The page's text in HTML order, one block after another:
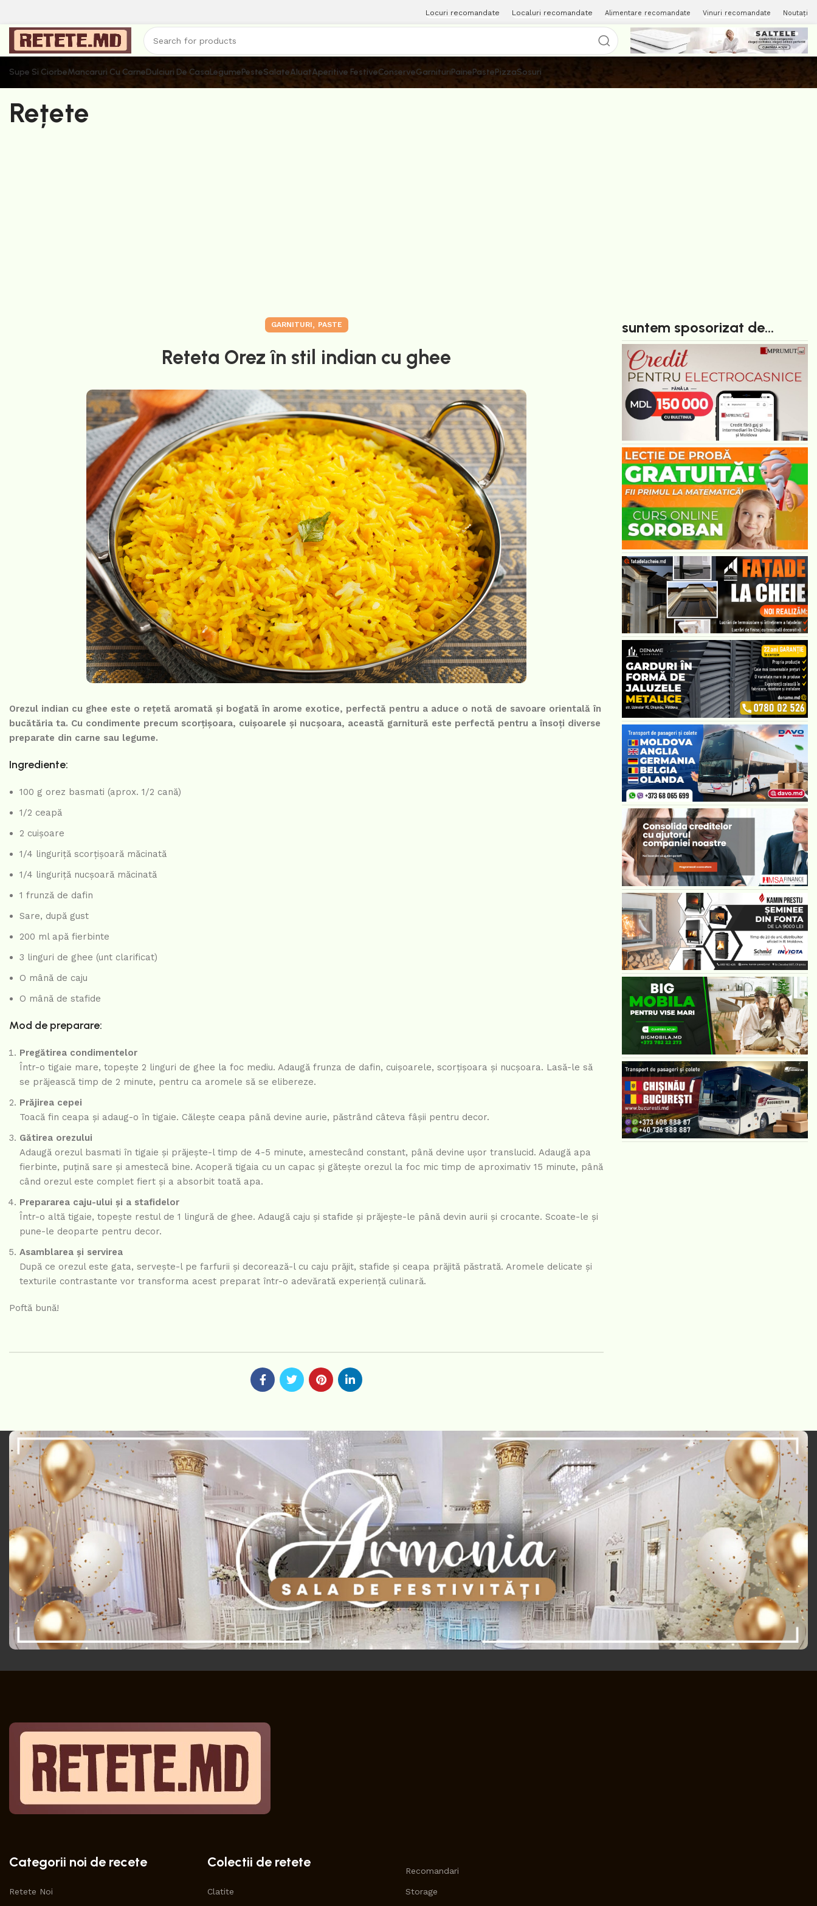
Locuri recomandate Localuri recomandate Alimentare recomandate Vinuri recomandate Noutați
Supe Si CiorbeMancaruri Cu CarneDulciuri De CasaLegumePesteSalateAluatAperitive FestiveConserveGarnituriPainePastePizzaSosuri
Rețete
GARNITURI, PASTE
Reteta Orez în stil indian cu ghee
Orezul indian cu ghee este o rețetă aromată și bogată în arome exotice, perfectă pentru a aduce o notă de savoare orientală în
bucătăria ta. Cu condimente precum scorțișoara, cuișoarele și nucșoara, această garnitură este perfectă pentru a însoți diverse
preparate din carne sau legume.
Ingrediente:
100 g orez basmati (aprox. 1/2 cană)
1/2 ceapă
2 cuișoare
1/4 linguriță scorțișoară măcinată
1/4 linguriță nucșoară măcinată
1 frunză de dafin
Sare, după gust
200 ml apă fierbinte
3 linguri de ghee (unt clarificat)
O mână de caju
O mână de stafide
Mod de preparare:
Pregătirea condimentelor
Într-o tigaie mare, topește 2 linguri de ghee la foc mediu. Adaugă frunza de dafin, cuișoarele, scorțișoara și nucșoara. Lasă-le să
se prăjească timp de 2 minute, pentru ca aromele să se elibereze.
Prăjirea cepei
Toacă fin ceapa și adaug-o în tigaie. Călește ceapa până devine aurie, păstrând câteva fâșii pentru decor.
Gătirea orezului
Adaugă orezul basmati în tigaie și prăjește-l timp de 4-5 minute, amestecând constant, până devine ușor translucid. Adaugă apa
fierbinte, puțină sare și amestecă bine. Acoperă tigaia cu un capac și gătește orezul la foc mic timp de aproximativ 15 minute, până
când orezul este complet fiert și a absorbit toată apa.
Prepararea caju-ului și a stafidelor
Într-o altă tigaie, topește restul de 1 lingură de ghee. Adaugă caju și stafide și prăjește-le până devin aurii și crocante. Scoate-le și
pune-le deoparte pentru decor.
Asamblarea și servirea
După ce orezul este gata, servește-l pe farfurii și decorează-l cu caju prăjit, stafide și ceapa prăjită păstrată. Aromele delicate și
texturile contrastante vor transforma acest preparat într-o adevărată experiență culinară.
Poftă bună!
suntem sposorizat de...
Categorii noi de recete
Retete Noi
Colectii de retete
Clatite
Recomandari
Storage